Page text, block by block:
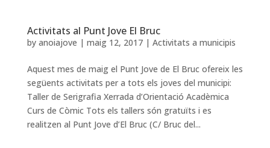
Activitats al Punt Jove El Bruc
by anoiajove | maig 12, 2017| Activitats a municipis
Aquest mes de maig el Punt Jove de El Bruc ofereix les
següents activitats per a tots els joves del municipi:
Taller de Serigrafia Xerrada d’Orientació Acadèmica
Curs de Còmic Tots els tallers són gratuïts i es
realitzen al Punt Jove d’El Bruc (C/ Bruc del...